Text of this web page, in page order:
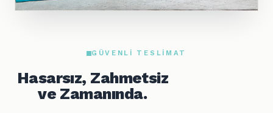
GÜVENLI TESLIMAT
Hasarsız, Zahmetsiz
ve Zamanında.